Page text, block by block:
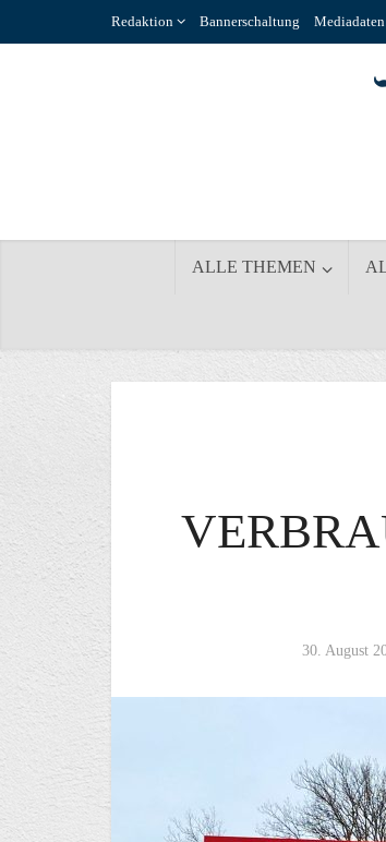
Redaktion Bannerschaltung Mediadaten
ALLE THEMEN
30. August